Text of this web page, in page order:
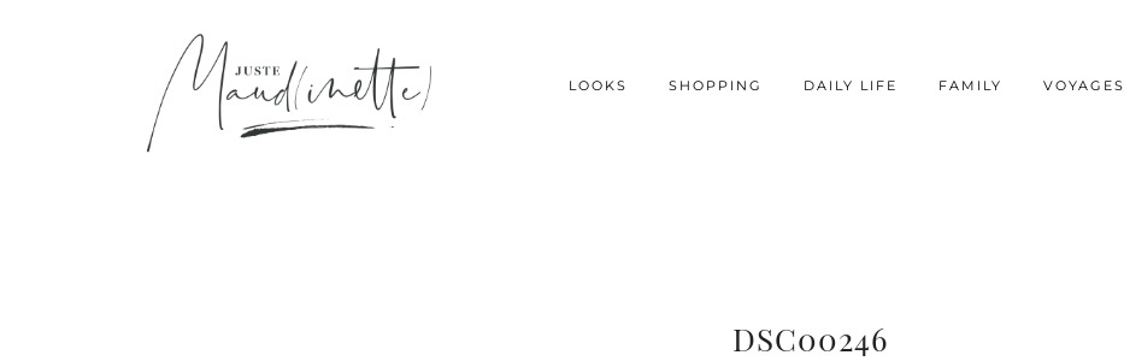
LOOKS SHOPPING DAILY LIFE FAMILY VOYAGES
DSC00246